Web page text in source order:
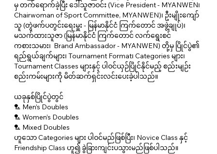
မှ တက်ရောက်ခဲ့ပြီး ဒေါ်သူဇာဝင်း (Vice President - MYANWEN၊
Chairwoman of Sport Committee, MYANWEN)၊ ဦးမျိုးကျော်
သူ (တွဲဖက်ပတွင်းရေးမှူး - မြန်မာနိုင်ငံ ကြက်တောင် အဖွဲ့ချုပ်)၊
မသက်ထားသူဇာ (မြန်မာနိုင်ငံ ကြက်တောင် လက်ရွေးစင်
ကစားသမား၊  Brand Ambassador - MYANWEN) တို့မှ ပြိုင်ပွဲ၏
ရည်ရွယ်ချက်များ၊ Tournament Format၊ Categories များ၊
Tournament Classes များနှင့် ပါဝင်ယှဉ်ပြိုင်နိုင်မည့် စည်းမျဉ်း
စည်းကမ်းများကို မိတ်ဆက်ရှင်းလင်းပေးခဲ့ပါသည်။
ယခုနှစ်ပြိုင်ပွဲတွင်
🏸 Men’s Doubles
🏸 Women’s Doubles
🏸 Mixed Doubles
ဟူသော Categories များ ပါဝင်မည်ဖြစ်ပြီး၊ Novice Class နှင့်
Friendship Class ဟူ၍ ခွဲခြားကျင်းပသွားမည်ဖြစ်ပါသည်။